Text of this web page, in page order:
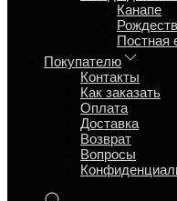
Канапе
Постная
Покупателю
Контакты
Как заказать
Оплата
Доставка
Возврат
Вопросы